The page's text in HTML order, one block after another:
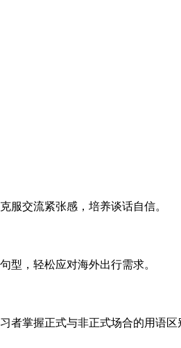
服交流紧张感，培养谈话自信。
，轻松应对海外出行需求。
者掌握正式与非正式场合的用语区